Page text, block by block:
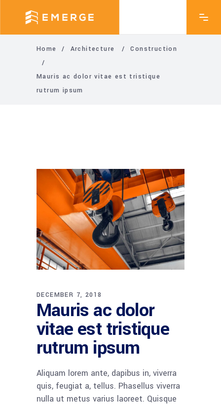
Home / Architecture /Construction
/
Mauris ac dolor vitae est tristique
rutrum ipsum
DECEMBER 7, 2018
Mauris ac dolor
vitae est tristique
rutrum ipsum
Aliquam lorem ante, dapibus in, viverra
quis, feugiat a, tellus. Phasellus viverra
nulla ut metus varius laoreet. Quisque